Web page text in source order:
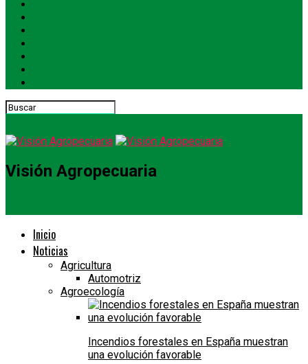
Visión Agropecuaria
Inicio
Noticias
Agricultura
Automotriz
Agroecología
Incendios forestales en España muestran
una evolución favorable